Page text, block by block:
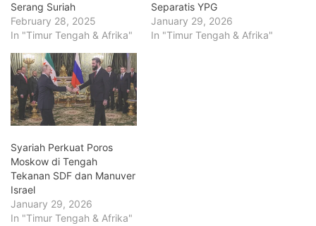
Serang Suriah
February 28, 2025
In "Timur Tengah & Afrika"
Separatis YPG
January 29, 2026
In "Timur Tengah & Afrika"
Syariah Perkuat Poros
Moskow di Tengah
Tekanan SDF dan Manuver
Israel
January 29, 2026
In "Timur Tengah & Afrika"